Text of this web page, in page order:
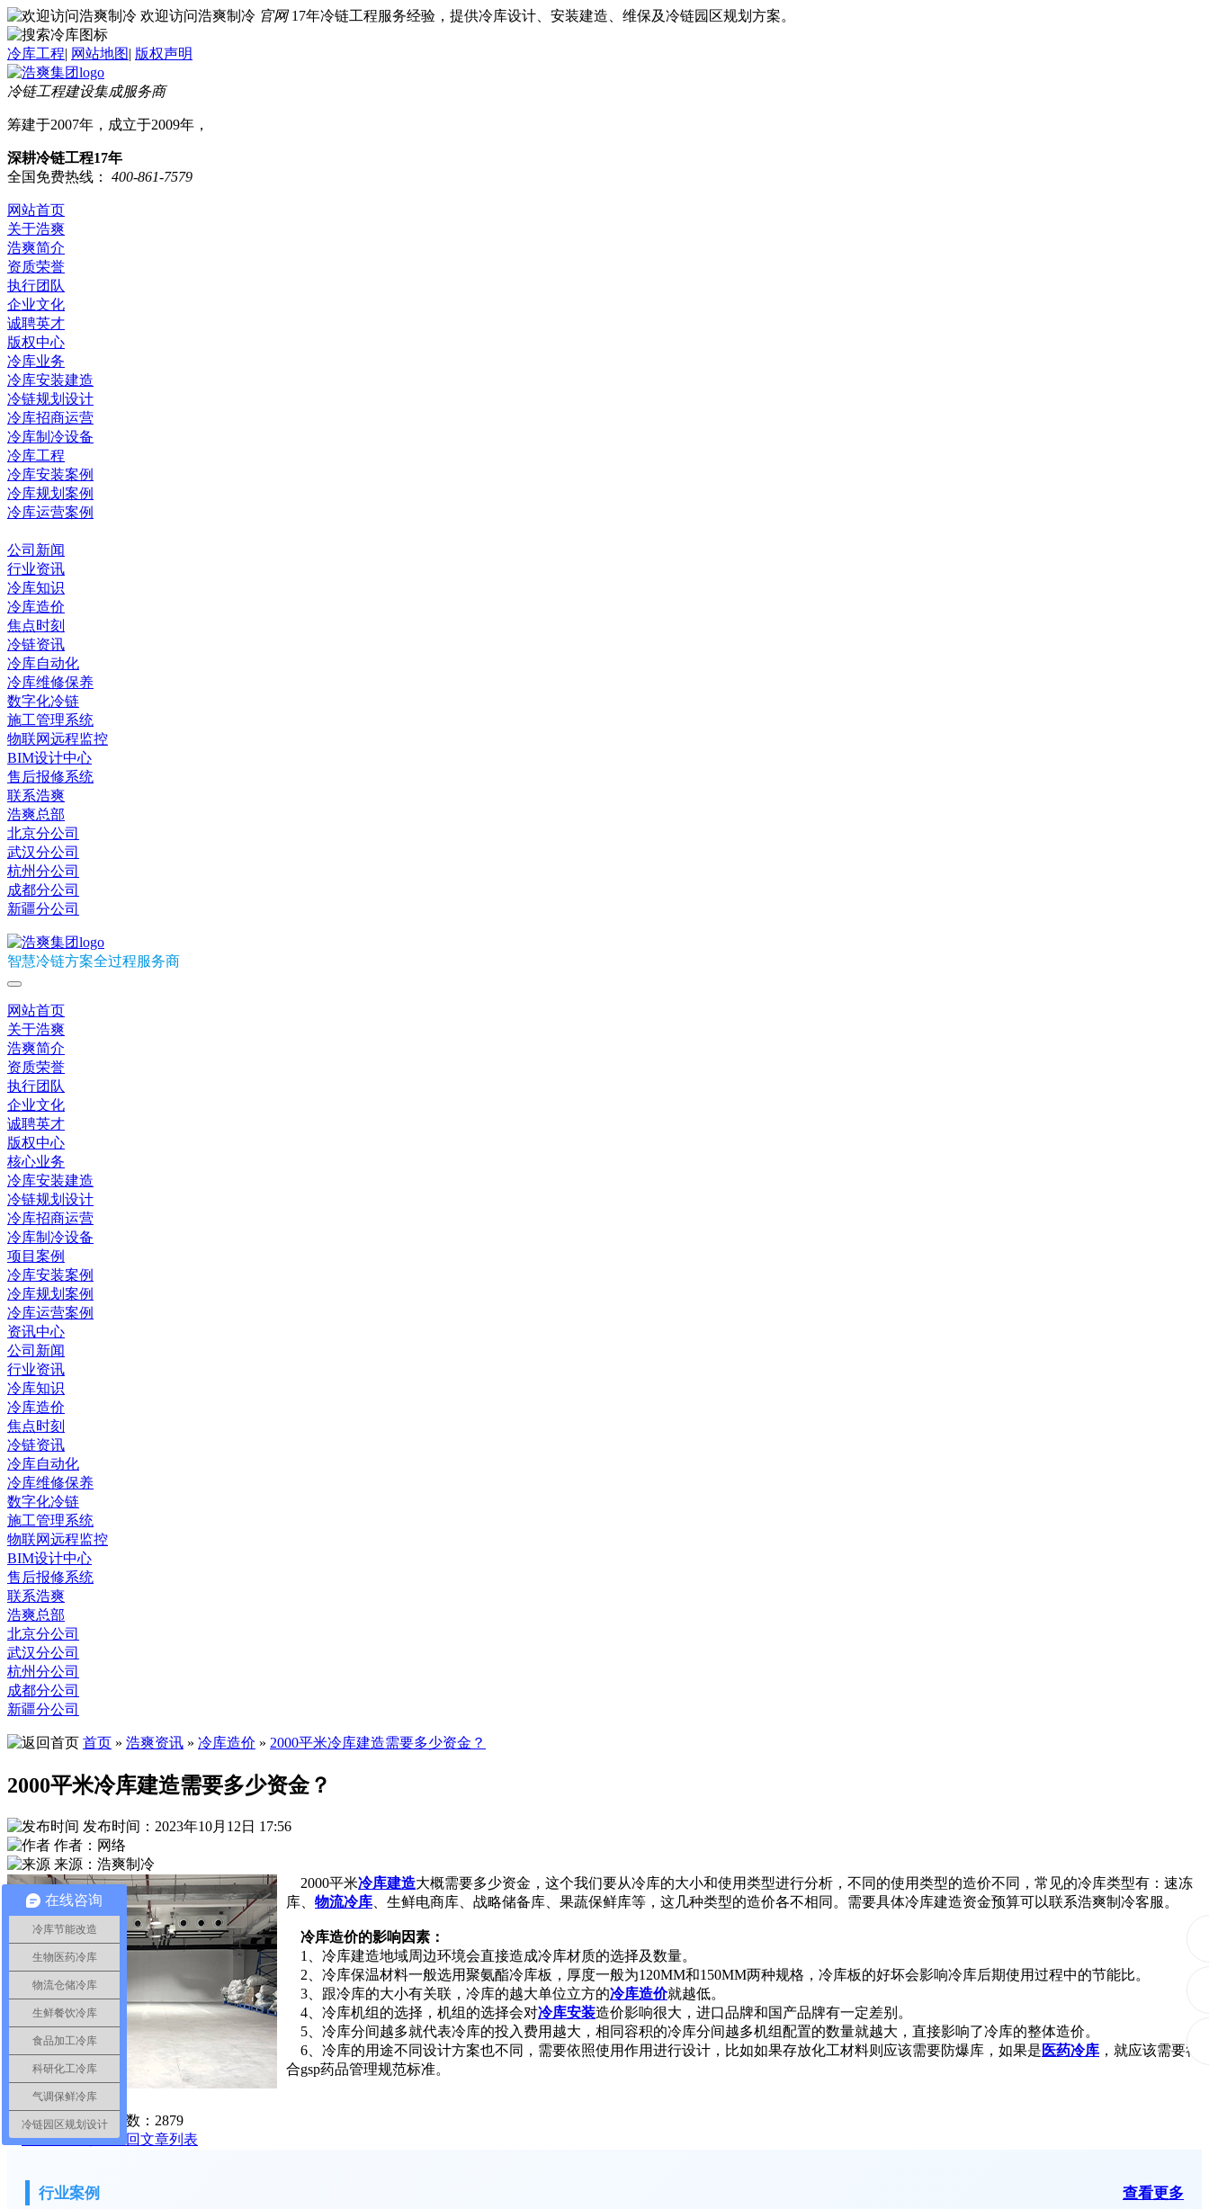
欢迎访问浩爽制冷 官网 17年冷链工程服务经验，提供冷库设计、安装建造、维保及冷链园区规划方案。
冷库工程| 网站地图| 版权声明
冷链工程建设集成服务商
筹建于2007年，成立于2009年，
深耕冷链工程17年
全国免费热线：
400-861-7579
网站首页
关于浩爽
浩爽简介
资质荣誉
执行团队
企业文化
诚聘英才
版权中心
冷库业务
冷库安装建造
冷链规划设计
冷库招商运营
冷库制冷设备
冷库工程
冷库安装案例
冷库规划案例
冷库运营案例
公司新闻
行业资讯
冷库知识
冷库造价
焦点时刻
冷链资讯
冷库自动化
冷库维修保养
数字化冷链
施工管理系统
物联网远程监控
BIM设计中心
售后报修系统
联系浩爽
浩爽总部
北京分公司
武汉分公司
杭州分公司
成都分公司
新疆分公司
智慧冷链方案全过程服务商
网站首页
关于浩爽
浩爽简介
资质荣誉
执行团队
企业文化
诚聘英才
版权中心
核心业务
冷库安装建造
冷链规划设计
冷库招商运营
冷库制冷设备
项目案例
冷库安装案例
冷库规划案例
冷库运营案例
资讯中心
公司新闻
行业资讯
冷库知识
冷库造价
焦点时刻
冷链资讯
冷库自动化
冷库维修保养
数字化冷链
施工管理系统
物联网远程监控
BIM设计中心
售后报修系统
联系浩爽
浩爽总部
北京分公司
武汉分公司
杭州分公司
成都分公司
新疆分公司
首页 » 浩爽资讯 » 冷库造价 » 2000平米冷库建造需要多少资金？
2000平米冷库建造需要多少资金？
发布时间：2023年10月12日 17:56
作者：网络
来源：浩爽制冷
2000平米冷库建造大概需要多少资金，这个我们要从冷库的大小和使用类型进行分析，不同的使用类型的造价不同，常见的冷库类型有：速冻
库、 物流冷库 、生鲜电商库、战略储备库、果蔬保鲜库等，这几种类型的造价各不相同。需要具体冷库建造资金预算可以联系浩爽制冷客服。
冷库造价的影响因素：
1、冷库建造地域周边环境会直接造成冷库材质的选择及数量。
2、冷库保温材料一般选用聚氨酯冷库板，厚度一般为120MM和150MM两种规格，冷库板的好坏会影响冷库后期使用过程中的节能比。
3、跟冷库的大小有关联，冷库的越大单位立方的冷库造价就越低。
4、冷库机组的选择，机组的选择会对冷库安装造价影响很大，进口品牌和国产品牌有一定差别。
5、冷库分间越多就代表冷库的投入费用越大，相同容积的冷库分间越多机组配置的数量就越大，直接影响了冷库的整体造价。
6、冷库的用途不同设计方案也不同，需要依照使用作用进行设计，比如如果存放化工材料则应该需要防爆库，如果是 医药冷库 ，就应该需要符
合gsp药品管理规范标准。
阅读次数： 2879
返回文章列表
行业案例 查看更多
在线咨询
冷库节能改造
生物医药冷库
物流仓储冷库
生鲜餐饮冷库
食品加工冷库
科研化工冷库
气调保鲜冷库
冷链园区规划设计